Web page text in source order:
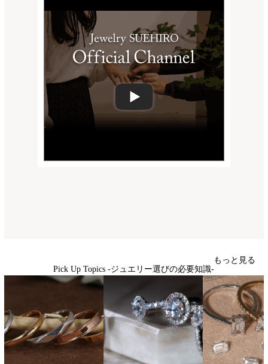
Pick Up Topics -ジュエリー選びの必要知識-
もっと見る